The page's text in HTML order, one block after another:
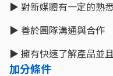
▶ 對新媒體有一定的熟
▶ 善於團隊溝通與合作
▶ 擁有快速了解產品並
加分條件